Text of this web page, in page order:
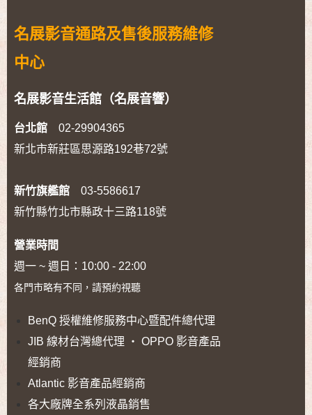
名展影音通路及售後服務維修
中心
名展影音生活館（名展音響）
台北館 02-29904365
新北市新莊區思源路192巷72號
新竹旗艦館 03-5586617
新竹縣竹北市縣政十三路118號
營業時間
週一 ~ 週日：10:00 - 22:00
各門市略有不同，請預約視聽
BenQ 授權維修服務中心暨配件總代理
JIB 線材台灣總代理 ‧ OPPO 影音產品
經銷商
Atlantic 影音產品經銷商
各大廠牌全系列液晶銷售